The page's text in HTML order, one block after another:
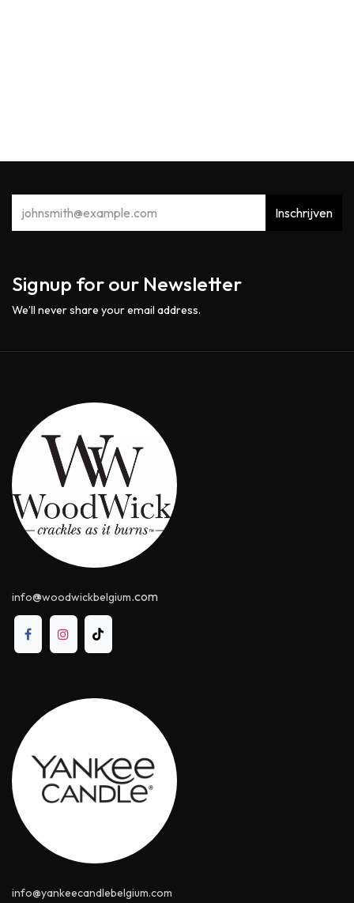
Inschrijven
Signup for our Newsletter
We’ll never share your email address.
info@woodwickbelgium.com
info@yankeecandle​belgium.com